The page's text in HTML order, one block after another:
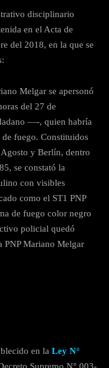
disciplinario
en el Acta de
del 2018, en la que se
Melgar se apersonó
del 27 de
—-, quien habría
de fuego. Constituidos
y Berlín, dentro
se constató la
con visibles
como el ST1 PNP
de fuego color negro
policial quedó
PNP Mariano Melgar
en la Ley N°